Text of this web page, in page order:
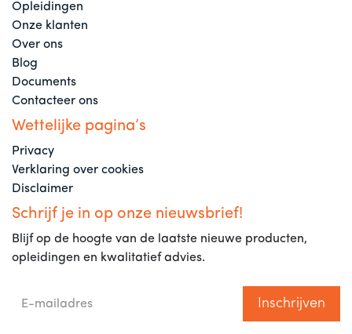
Opleidingen
Onze klanten
Over ons
Blog
Documents
Contacteer ons
Wettelijke pagina’s
Privacy
Verklaring over cookies
Disclaimer
Schrijf je in op onze nieuwsbrief!
Blijf op de hoogte van de laatste nieuwe producten,
opleidingen en kwalitatief advies.
Inschrijven